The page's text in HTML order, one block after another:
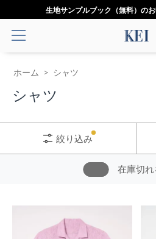
生地サンプルブック（無料）の
ホーム > シャツ
シャツ
絞り込み
在庫切